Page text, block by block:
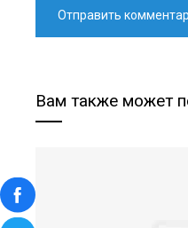
Вам также может